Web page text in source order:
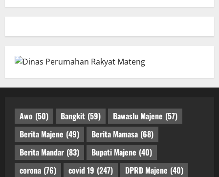
Awo (50) Bangkit (59) Bawaslu Majene (57)
Berita Majene (49) Berita Mamasa (68)
Berita Mandar (83) Bupati Majene (40)
corona (76) covid 19 (247) DPRD Majene (40)